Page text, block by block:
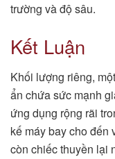
trường và độ sâu.
Kết Luận
Khối lượng riêng,
ẩn chứa sức mạnh
ứng dụng rộng rãi
kế máy bay cho đến
còn chiếc thuyền lại